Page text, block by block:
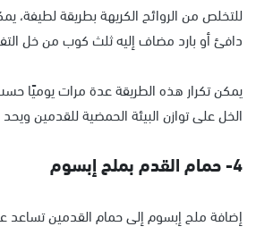
للتخلص من الروائح الكريهة بطريقة لطيفة،
دافئ أو بارد مضاف إليه ثلث كوب من خل التفاح
يمكن تكرار هذه الطريقة عدة مرات يوميًا
الخل على توازن البيئة الحمضية للقدمين ويحد
4- حمام القدم بملح إبسوم
إضافة ملح إبسوم إلى حمام القدمين تساعد